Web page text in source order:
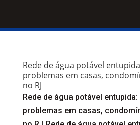
Rede de água potável
problemas em casas,
no RJ
Rede de água potável
problemas em casas,